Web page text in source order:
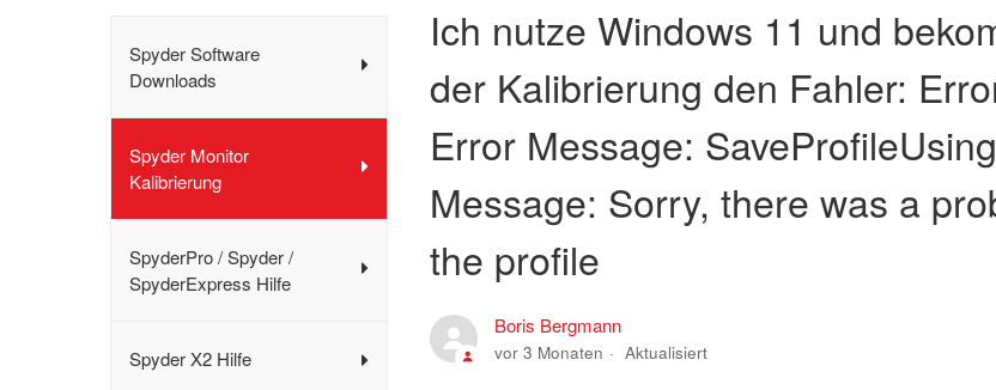
Spyder Software
Downloads
Spyder Monitor
Kalibrierung
SpyderPro / Spyder /
SpyderExpress Hilfe
Spyder X2 Hilfe
Ich nutze Windows 11 und
der Kalibrierung den Fahler:
Error Message:
Message: Sorry, there was a
the profile
Boris Bergmann
vor 3 Monaten Aktualisiert